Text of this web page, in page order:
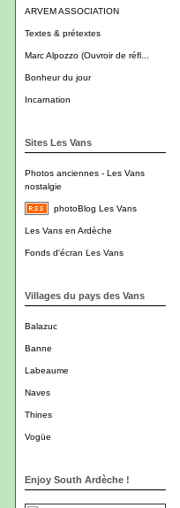
ARVEM ASSOCIATION
Textes & prétextes
Marc Alpozzo (Ouvroir de réfl...
Bonheur du jour
Incarnation
Sites Les Vans
Photos anciennes - Les Vans
nostalgie
photoBlog Les Vans
Les Vans en Ardèche
Fonds d'écran Les Vans
Villages du pays des Vans
Balazuc
Banne
Labeaume
Naves
Thines
Vogüe
Enjoy South Ardèche !